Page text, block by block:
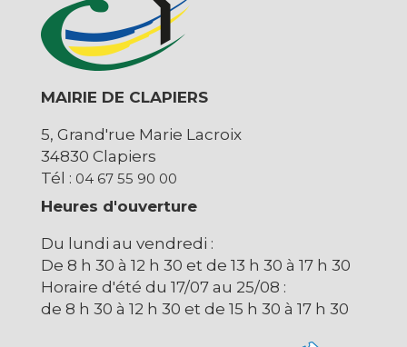
MAIRIE DE CLAPIERS
5, Grand'rue Marie Lacroix
34830 Clapiers
Tél : 04 67 55 90 00
Heures d'ouverture
Du lundi au vendredi :
De 8 h 30 à 12 h 30 et de 13 h 30 à 17 h 30
Horaire d'été du 17/07 au 25/08 :
de 8 h 30 à 12 h 30 et de 15 h 30 à 17 h 30